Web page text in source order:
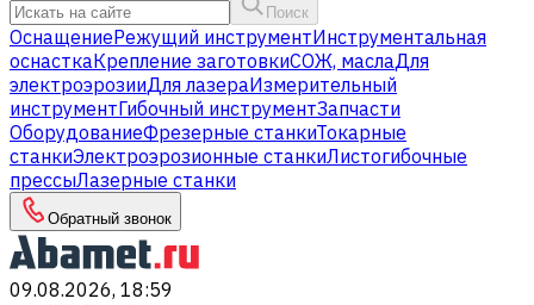
Поиск
ОснащениеРежущий инструментИнструментальная
оснасткаКрепление заготовкиСОЖ, маслаДля
электроэрозииДля лазераИзмерительный
инструментГибочный инструментЗапчасти
ОборудованиеФрезерные станкиТокарные
станкиЭлектроэрозионные станкиЛистогибочные
прессыЛазерные станки
Обратный звонок
09.08.2026, 18:59